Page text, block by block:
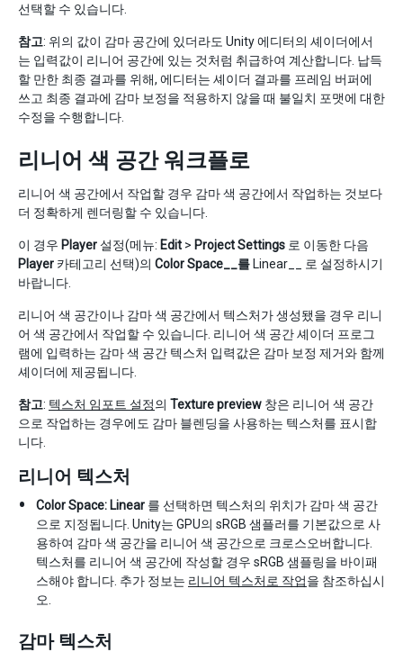
선택할 수 있습니다.
참고: 위의 값이 감마 공간에 있더라도 Unity 에디터의 셰이더에서
는 입력값이 리니어 공간에 있는 것처럼 취급하여 계산합니다. 납득
할 만한 최종 결과를 위해, 에디터는 셰이더 결과를 프레임 버퍼에
쓰고 최종 결과에 감마 보정을 적용하지 않을 때 불일치 포맷에 대한
수정을 수행합니다.
리니어 색 공간 워크플로
리니어 색 공간에서 작업할 경우 감마 색 공간에서 작업하는 것보다
더 정확하게 렌더링할 수 있습니다.
이 경우 Player 설정(메뉴: Edit > Project Settings 로 이동한 다음
Player 카테고리 선택)의 Color Space__를 Linear__ 로 설정하시기
바랍니다.
리니어 색 공간이나 감마 색 공간에서 텍스처가 생성됐을 경우 리니
어 색 공간에서 작업할 수 있습니다. 리니어 색 공간 셰이더 프로그
램에 입력하는 감마 색 공간 텍스처 입력값은 감마 보정 제거와 함께
셰이더에 제공됩니다.
참고: 텍스처 임포트 설정의 Texture preview 창은 리니어 색 공간
으로 작업하는 경우에도 감마 블렌딩을 사용하는 텍스처를 표시합
니다.
리니어 텍스처
Color Space: Linear 를 선택하면 텍스처의 위치가 감마 색 공간
으로 지정됩니다. Unity는 GPU의 sRGB 샘플러를 기본값으로 사
용하여 감마 색 공간을 리니어 색 공간으로 크로스오버합니다.
텍스처를 리니어 색 공간에 작성할 경우 sRGB 샘플링을 바이패
스해야 합니다. 추가 정보는 리니어 텍스처로 작업을 참조하십시
오.
감마 텍스처